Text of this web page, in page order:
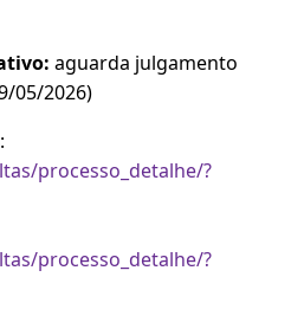
aguarda julgamento
05/2026)
processo_detalhe/?
processo_detalhe/?